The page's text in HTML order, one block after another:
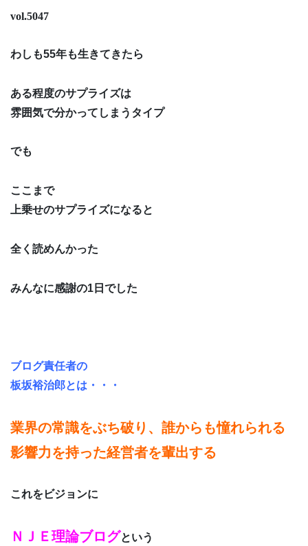
vol.5047
わしも55年も生きてきたら
ある程度のサプライズは
雰囲気で分かってしまうタイプ
でも
ここまで
上乗せのサプライズになると
全く読めんかった
みんなに感謝の1日でした
ブログ責任者の
板坂裕治郎とは・・・
業界の常識をぶち破り、誰からも憧れられる
影響力を持った経営者を輩出する
これをビジョンに
ＮＪＥ理論ブログという